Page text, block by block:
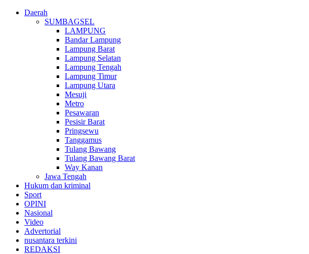
Daerah
SUMBAGSEL
LAMPUNG
Bandar Lampung
Lampung Barat
Lampung Selatan
Lampung Tengah
Lampung Timur
Lampung Utara
Mesuji
Metro
Pesawaran
Pesisir Barat
Pringsewu
Tanggamus
Tulang Bawang
Tulang Bawang Barat
Way Kanan
Jawa Tengah
Hukum dan kriminal
Sport
OPINI
Nasional
Video
Advertorial
nusantara terkini
REDAKSI